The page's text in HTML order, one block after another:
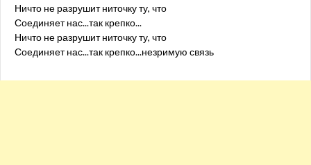
Ничто не разрушит ниточку ту, что
Соединяет нас...так крепко...
Ничто не разрушит ниточку ту, что
Соединяет нас...так крепко...незримую связь